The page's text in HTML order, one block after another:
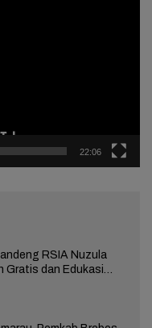
22:06
RSIA Nuzula
Gratis dan Edukasi